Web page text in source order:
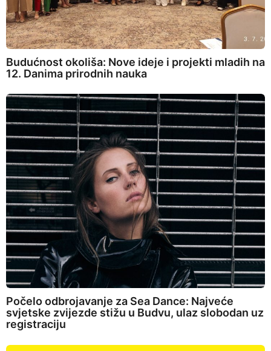
Budućnost okoliša: Nove ideje i projekti mladih na
12. Danima prirodnih nauka
Počelo odbrojavanje za Sea Dance: Najveće
svjetske zvijezde stižu u Budvu, ulaz slobodan uz
registraciju